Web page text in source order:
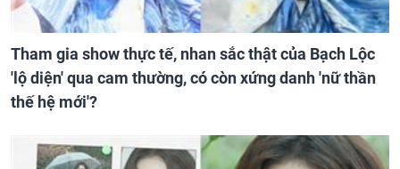
Tham gia show thực tế, nhan sắc thật của Bạch Lộc
'lộ diện' qua cam thường, có còn xứng danh 'nữ thần
thế hệ mới'?